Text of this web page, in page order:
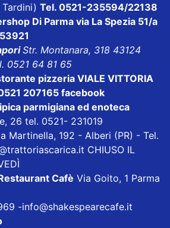
Tel. 0521-235594/22138
Di Parma via La Spezia 51/a
Str. Montanara, 318 43124
0521 64 81 65
pizzeria VIALE VITTORIA
207165facebook
parmigiana ed enoteca
26 tel. 0521- 231019
Martinella, 192 - Alberi (PR) - Tel.
CHIUSO IL
Cafè Via Goito, 1 Parma
-info@shakespearecafe.it